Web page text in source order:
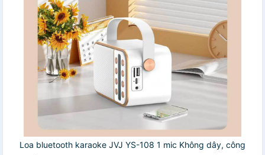
Loa bluetooth karaoke JVJ YS-108 1 mic Không dây, công